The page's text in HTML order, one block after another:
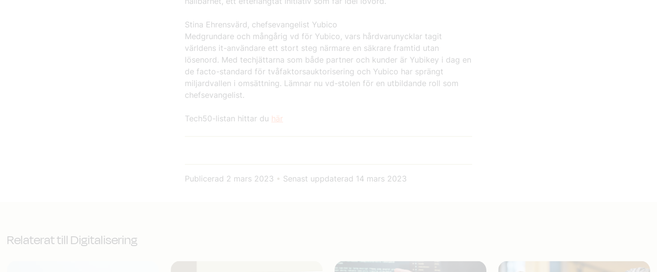
Stina Ehrensvärd, chefsevangelist Yubico
Medgrundare och mångårig vd för Yubico, vars hårdvarunycklar tagit
världens it-användare ett stort steg närmare en säkrare framtid utan
lösenord. Med techjättarna som både partner och kunder är Yubikey i dag en
de facto-standard för tvåfaktorsauktorisering och Yubico har sprängt
miljardvallen i omsättning. Lämnar nu vd-stolen för en utbildande roll som
chefsevangelist.
Tech50-listan hittar du här
Publicerad 2 mars 2023 • Senast uppdaterad 14 mars 2023
Relaterat till Digitalisering